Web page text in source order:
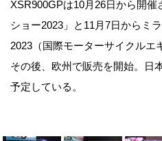
XSR900GPは10月26日から開催
ショー2023」と11月7日からミ
2023（国際モーターサイクルエ
その後、欧州で販売を開始。日
予定している。